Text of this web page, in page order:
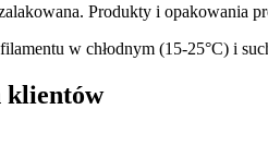
Produkty i opakowania
w chłodnym (15-25°C) i
klientów